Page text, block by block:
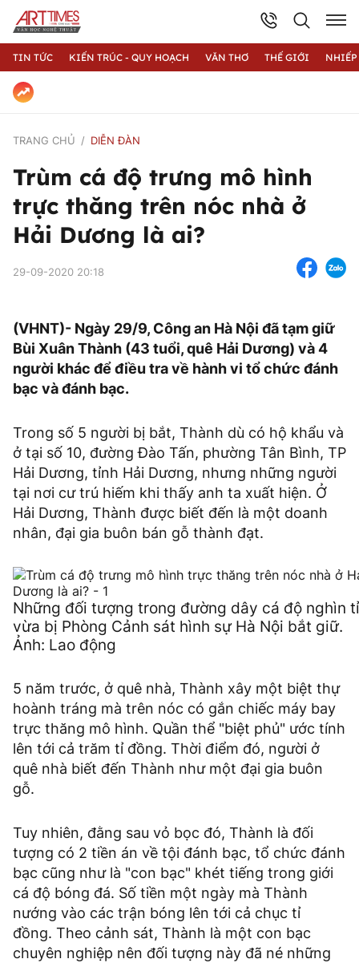
TIN TỨC KIẾN TRÚC - QUY HOẠCH VĂN THƠ THẾ GIỚI
TRANG CHỦ DIỄN ĐÀN
Trùm cá độ trưng mô hình
trực thăng trên nóc nhà ở
Hải Dương là ai?
29-09-2020 20:18
(VHNT)- Ngày 29/9, Công an Hà Nội đã tạm giữ
Bùi Xuân Thành (43 tuổi, quê Hải Dương) và 4
người khác để điều tra về hành vi tổ chức đánh
bạc và đánh bạc.
Trong số 5 người bị bắt, Thành dù có hộ khẩu và
ở tại số 10, đường Đào Tấn, phường Tân Bình, TP
Hải Dương, tỉnh Hải Dương, nhưng những người
tại nơi cư trú hiếm khi thấy anh ta xuất hiện. Ở
Hải Dương, Thành được biết đến là một doanh
nhân, đại gia buôn bán gỗ thành đạt.
Những đối tượng trong đường dây cá độ nghìn tỉ
vừa bị Phòng Cảnh sát hình sự Hà Nội bắt giữ.
Ảnh: Lao động
5 năm trước, ở quê nhà, Thành xây một biệt thự
hoành tráng mà trên nóc có gắn chiếc máy bay
trực thăng mô hình. Quần thể "biệt phủ" ước tính
lên tới cả trăm tỉ đồng. Thời điểm đó, người ở
quê nhà biết đến Thành như một đại gia buôn
gỗ.
Tuy nhiên, đằng sau vỏ bọc đó, Thành là đối
tượng có 2 tiền án về tội đánh bạc, tổ chức đánh
bạc cũng như là "con bạc" khét tiếng trong giới
cá độ bóng đá. Số tiền một ngày mà Thành
nướng vào các trận bóng lên tới cả chục tỉ
đồng. Theo cảnh sát, Thành là một con bạc
chuyên nghiệp nên đối tượng này đã né những